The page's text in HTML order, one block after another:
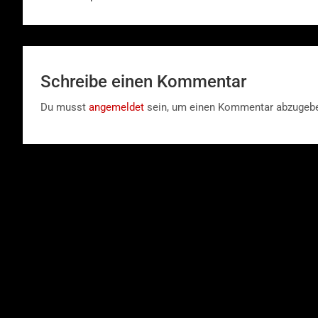
Schreibe einen Kommentar
Du musst angemeldet sein, um einen Kommentar